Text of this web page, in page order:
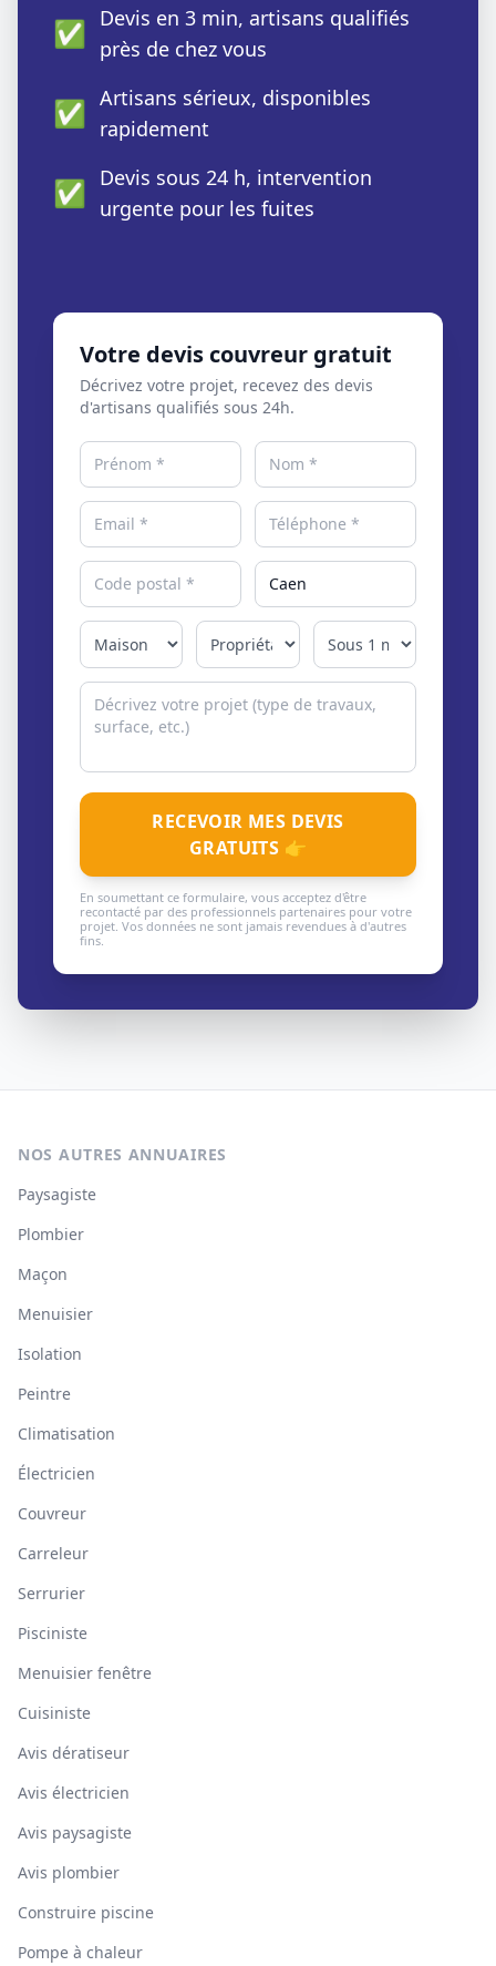
✅ Devis en 3 min, artisans qualifiés
près de chez vous
✅ Artisans sérieux, disponibles
rapidement
✅ Devis sous 24 h, intervention
urgente pour les fuites
Votre devis couvreur gratuit
Décrivez votre projet, recevez des devis
d'artisans qualifiés sous 24h.
RECEVOIR MES DEVIS
GRATUITS 👉
En soumettant ce formulaire, vous acceptez d'être
recontacté par des professionnels partenaires pour votre
projet. Vos données ne sont jamais revendues à d'autres
fins.
NOS AUTRES ANNUAIRES
Paysagiste
Plombier
Maçon
Menuisier
Isolation
Peintre
Climatisation
Électricien
Couvreur
Carreleur
Serrurier
Pisciniste
Menuisier fenêtre
Cuisiniste
Avis dératiseur
Avis électricien
Avis paysagiste
Avis plombier
Construire piscine
Pompe à chaleur